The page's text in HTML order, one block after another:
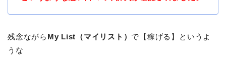
残念ながら My List（マイリスト） で【稼げる】というよ
うな